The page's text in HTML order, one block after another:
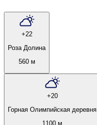
+22
Роза Долина
560 м
+20
Горная Олимпийская деревня
1100 м